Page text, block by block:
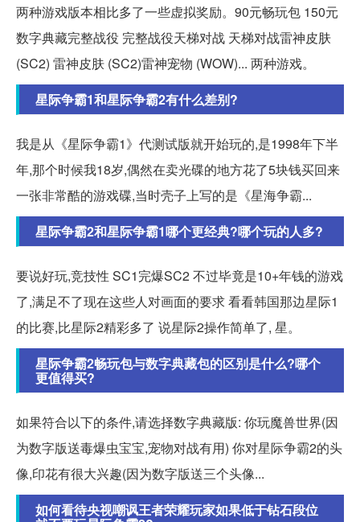
两种游戏版本相比多了一些虚拟奖励。90元畅玩包 150元
数字典藏完整战役 完整战役天梯对战 天梯对战雷神皮肤
(SC2) 雷神皮肤 (SC2)雷神宠物 (WOW)... 两种游戏。
星际争霸1和星际争霸2有什么差别?
我是从《星际争霸1》代测试版就开始玩的,是1998年下半
年,那个时候我18岁,偶然在卖光碟的地方花了5块钱买回来
一张非常酷的游戏碟,当时壳子上写的是《星海争霸...
星际争霸2和星际争霸1哪个更经典?哪个玩的人多?
要说好玩,竞技性 SC1完爆SC2 不过毕竟是10+年钱的游戏
了,满足不了现在这些人对画面的要求 看看韩国那边星际1
的比赛,比星际2精彩多了 说星际2操作简单了, 星。
星际争霸2畅玩包与数字典藏包的区别是什么?哪个
更值得买?
如果符合以下的条件,请选择数字典藏版: 你玩魔兽世界(因
为数字版送毒爆虫宝宝,宠物对战有用) 你对星际争霸2的头
像,印花有很大兴趣(因为数字版送三个头像...
如何看待央视嘲讽王者荣耀玩家如果低于钻石段位